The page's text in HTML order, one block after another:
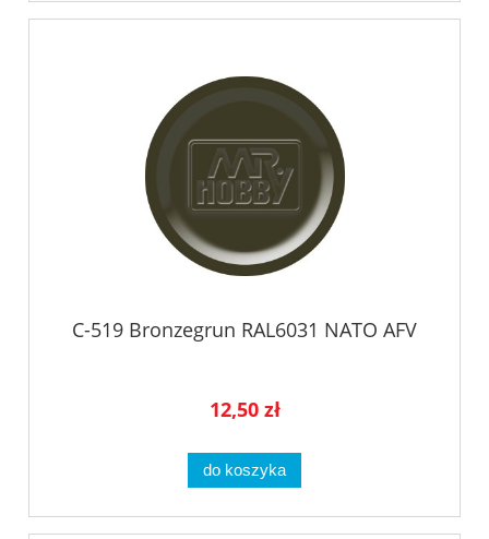
C-519 Bronzegrun RAL6031 NATO AFV
12,50 zł
do koszyka